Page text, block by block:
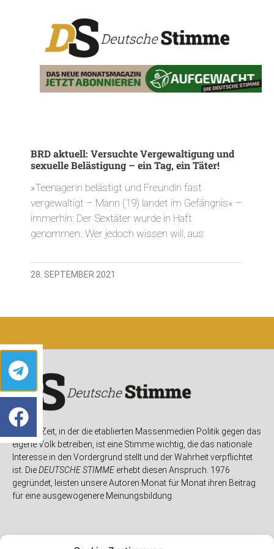
BRD aktuell: Versuchte Vergewaltigung und
sexuelle Belästigung – ein Tag, ein Täter!
»Teenagerin belästigt und Freundin fast
vergewaltigt – Mann (19) landet im Gefängnis« –
immerhin: Der Sextäter wurde in Haft
genommen. Wer jedoch wissen will, aus
28. SEPTEMBER 2021
In einer Zeit, in der die etablierten Massenmedien Politik gegen das
eigene Volk betreiben, ist eine Stimme wichtig, die das nationale
Interesse in den Vordergrund stellt und der Wahrheit verpflichtet
ist. DieDEUTSCHE STIMMEerhebt diesen Anspruch. 1976
gegründet, leisten unsere Autoren Monat für Monat ihren Beitrag
für eine ausgewogenere Meinungsbildung.